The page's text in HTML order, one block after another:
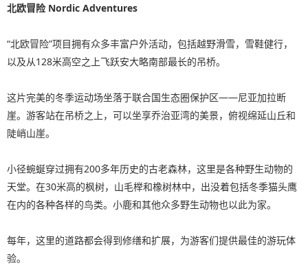
北欧冒险 Nordic Adventures
“北欧冒险”项目拥有众多丰富户外活动，包括越野滑雪，雪鞋健行，
以及从128米高空之上飞跃安大略南部最长的吊桥。
这片完美的冬季运动场坐落于联合国生态圈保护区——尼亚加拉断
崖。游客站在吊桥之上，可以坐享乔治亚湾的美景，俯视绵延山丘和
陡峭山崖。
小径蜿蜒穿过拥有200多年历史的古老森林，这里是各种野生动物的
天堂。在30米高的枫树，山毛榉和橡树林中，出没着包括冬季猫头鹰
在内的各种各样的鸟类。小鹿和其他众多野生动物也以此为家。
每年，这里的道路都会得到修缮和扩展，为游客们提供最佳的游玩体
验。